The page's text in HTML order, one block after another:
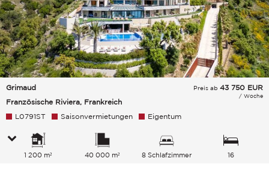
Grimaud
Französische Riviera, Frankreich
Preis ab 43 750 EUR
/ Woche
L0791ST Saisonvermietungen Eigentum
1 200 m² 40 000 m² 8 Schlafzimmer
16